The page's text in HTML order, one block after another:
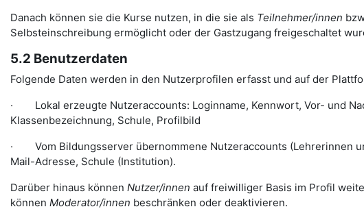
Danach können sie die Kurse nutzen, in die sie als Teilnehmer/innen
Selbsteinschreibung ermöglicht oder der Gastzugang freigeschaltet
5.2 Benutzerdaten
Folgende Daten werden in den Nutzerprofilen erfasst und auf der
· Lokal erzeugte Nutzeraccounts: Loginname, Kennwort, Vor- und
Klassenbezeichnung, Schule, Profilbild
· Vom Bildungsserver übernommene Nutzeraccounts (Lehrerinnen
Mail-Adresse, Schule (Institution).
Darüber hinaus können Nutzer/innen auf freiwilliger Basis im Profil
können Moderator/innen beschränken oder deaktivieren.